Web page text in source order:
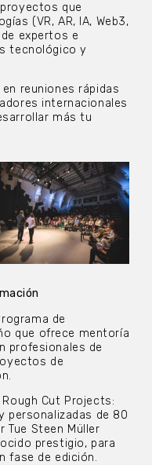
que
(VR, AR, IA, Web3,
expertos e
tecnológico y
reuniones rápidas
internacionales
más tu
de
que ofrece mentoría
profesionales de
de
Cut Projects:
personalizadas de 80
Tue Steen Müller
prestigio, para
fase de edición.